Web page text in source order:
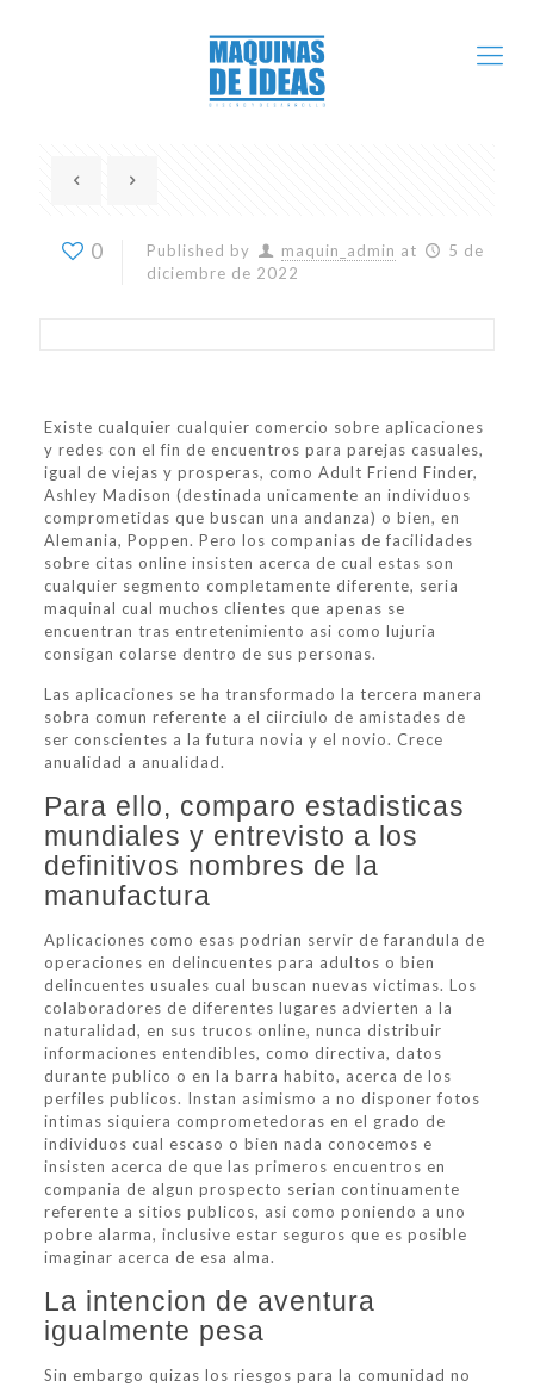
0 Published by maquin_admin at
5 de
diciembre de 2022
Existe cualquier cualquier comercio sobre aplicaciones
y redes con el fin de encuentros para parejas casuales,
igual de viejas y prosperas, como Adult Friend Finder,
Ashley Madison (destinada unicamente an individuos
comprometidas que buscan una andanza) o bien, en
Alemania, Poppen. Pero los companias de facilidades
sobre citas online insisten acerca de cual estas son
cualquier segmento completamente diferente, seri­a
maquinal cual muchos clientes que apenas se
encuentran tras entretenimiento asi­ como lujuria
consigan colarse dentro de sus personas.
Las aplicaciones se ha transformado la tercera manera
sobra comun referente a el ci­irciulo de amistades de
ser conscientes a la futura novia y el novio. Crece
anualidad a anualidad.
Para ello, comparo estadisticas
mundiales y entrevisto a los
definitivos nombres de la
manufactura
Aplicaciones como esas podrian servir de farandula de
operaciones en delincuentes para adultos o bien
delincuentes usuales cual buscan nuevas victimas. Los
colaboradores de diferentes lugares advierten a la
naturalidad, en sus trucos online, nunca distribuir
informaciones entendibles, como directiva, datos
durante publico o en la barra habito, acerca de los
perfiles publicos. Instan asimismo a no disponer fotos
intimas siquiera comprometedoras en el grado de
individuos cual escaso o bien nada conocemos e
insisten acerca de que las primeros encuentros en
compania de algun prospecto serian continuamente
referente a sitios publicos, asi­ como poniendo a uno
pobre alarma, inclusive estar seguros que es posible
imaginar acerca de esa alma.
La intencion de aventura
igualmente pesa
Sin embargo quizas los riesgos para la comunidad no